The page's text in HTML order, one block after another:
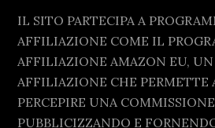
Footer
IL SITO PARTECIPA A
AFFILIAZIONE COME IL
AFFILIAZIONE AMAZON EU,
AFFILIAZIONE CHE PERMETTE
PERCEPIRE UNA
PUBBLICIZZANDO E